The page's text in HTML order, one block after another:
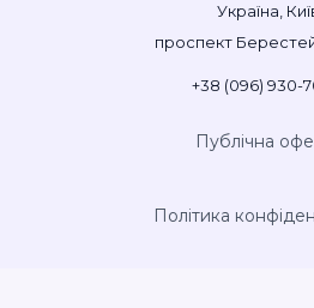
Україна,
проспект
+38 (096) 930-
Публічна
Політика